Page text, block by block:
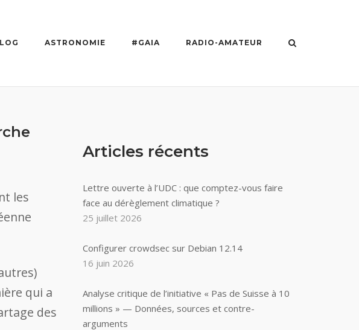
ASTRONOMIE #GAIA RADIO-AMATEUR
les
qui a
des
Articles récents
Lettre ouverte à l’UDC : que comptez-vous faire
face au dérèglement climatique ?
25 juillet 2026
Configurer crowdsec sur Debian 12.14
16 juin 2026
Analyse critique de l’initiative « Pas de Suisse à 10
millions » — Données, sources et contre-
arguments